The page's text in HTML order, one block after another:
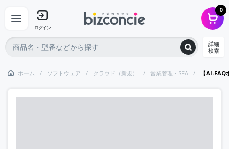
ログイン
0
詳細
検索
ホーム ソフトウェア クラウド（新規） 営業管理・SFA 【AI-